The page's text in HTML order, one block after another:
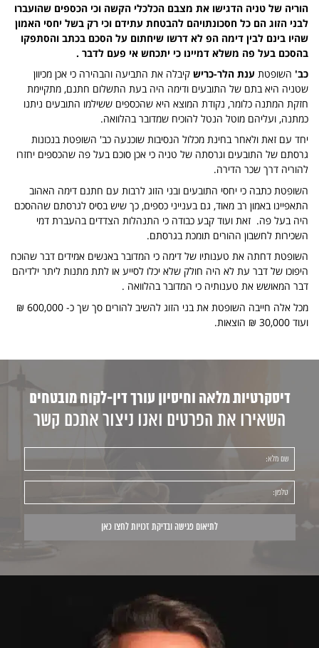
הוריה של טניה הדגישו את מצבם הכלכלי הקשה וכי הכספים שהועברו
לבני הזוג הם כל חסכונתויהם להבטחת עתידם וכי רק בשל יחסי האמון
שהיו בינם לבין דימה הפ לא דרשו שיחתום על הסכם בכתב והסתפקו
בהסכם בעל פה משלא דמיינו כי יתכחש אי פעם לדבר .
כב' השופטת ענת הלר-כריש קיבלה את התביעה והבהירה כי אכן מכיוון
שטניה היא בתם של התובעים ודימה היה בעת התשלום חתנם, מתקיימת
חזקת המתנה כלומר, נקודת המוצא היא שהכספים ששילמו התובעים ניתנו
כמתנה, ועליהם מוטל הנטל להוכיח שמדובר בהלוואה.
יחד עם זאת ולאחר בחינת מכלול הנסיבות שוכנעה כב' השופטת בנכונות
גרסתם של התובעים וגרסתה של טניה כי אכן סוכם בעל פה שהכספים יחזרו
להוריה דרך שכר הדירה.
השופטת כתבה כי יחסי התובעים ובני הזוג לרבות עם חתנם דימה האהוב
התאפיינו באמון רב מאוד, גם בענייני כספים, כך שיש בסיס לגרסתם שההסכם
היה בעל פה. זאת ועוד קבע כבודה כי התנהלות הצדדים בהעברת דמי
השכירות לחשבון ההורים תומכת בגרסתם.
השופטת דחתה את טענותיו של דימה כי המדובר באנשים אמידים דבר שהוכח
היפוכו של דבר עת לא היה חולק שלא יכלו לסייע או לתת מתנות ליתר ילדיהם
דבר המאושש את טענותיה כי המדובר בהלוואה .
מכל אלה חייבה השופטת את בני הזוג להשיב להורים סך שך כ- 600,000 ₪
ועוד 30,000 ₪ הוצאות.
דיסקרטיות מלאה וחיסיון עורך דין-לקוח מובטחים
השאירו את הפרטים ואנו ניצור אתכם קשר